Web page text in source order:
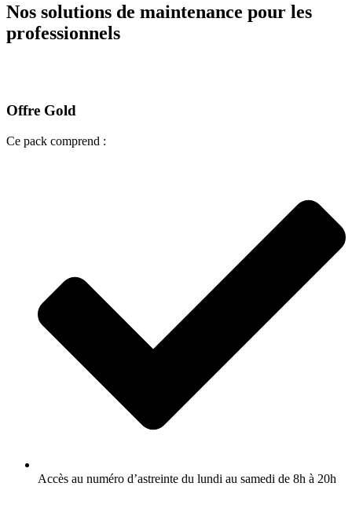
Nos solutions de maintenance pour les
professionnels
Offre Gold
Ce pack comprend :
Accès au numéro d’astreinte du lundi au samedi de 8h à 20h